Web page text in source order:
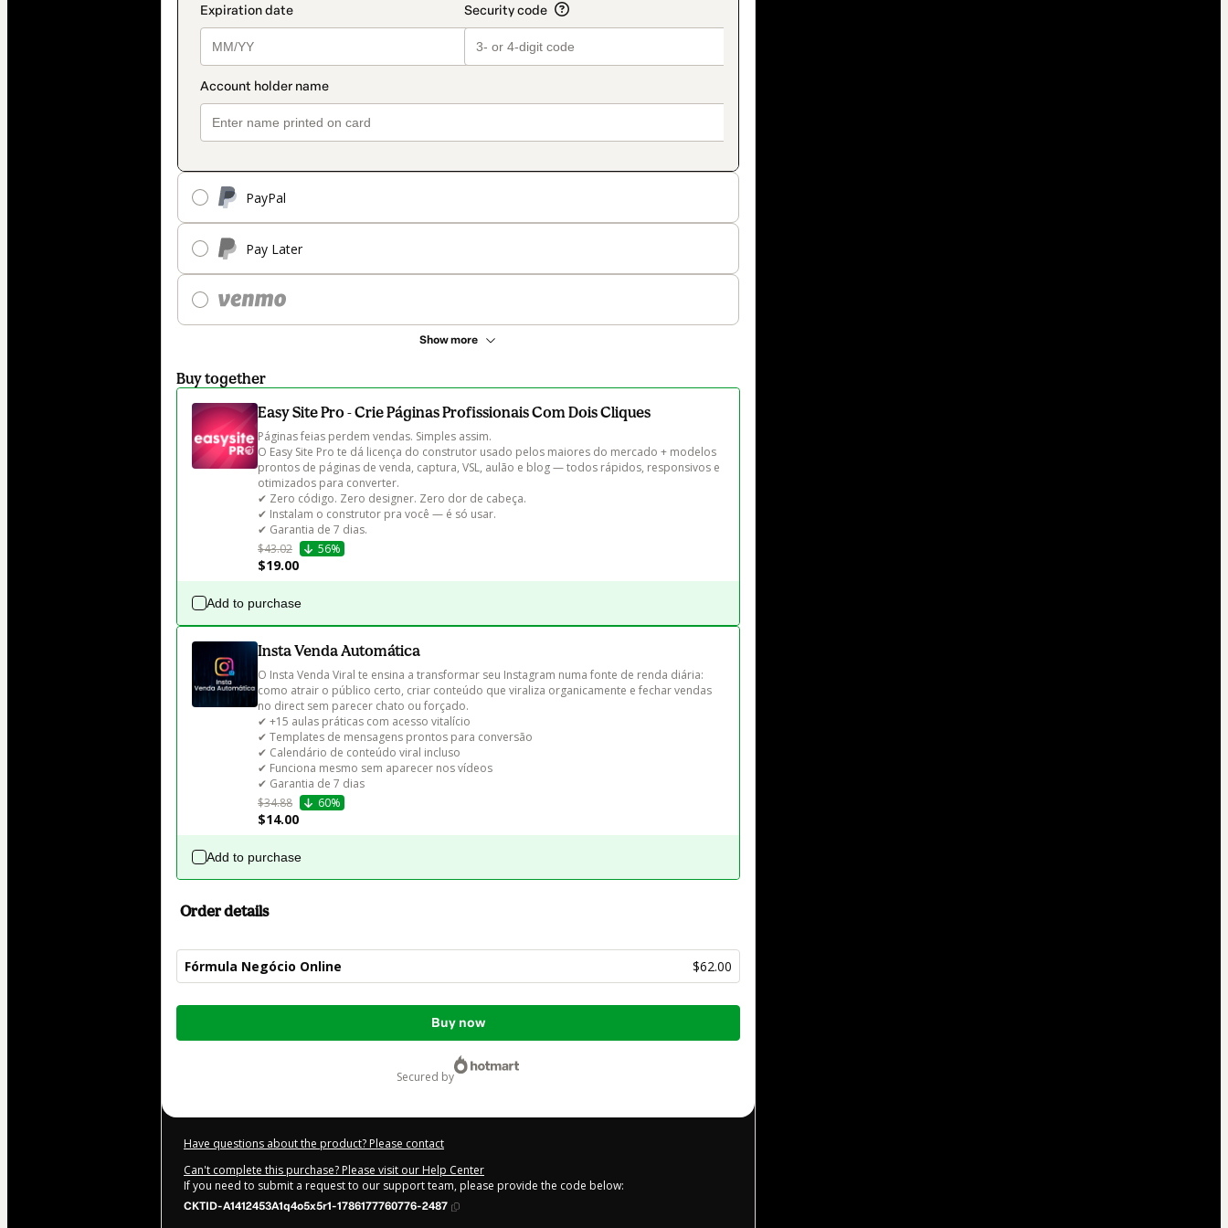
PayPal
Pay Later
Show more
Buy together
Easy Site Pro - Crie Páginas Profissionais Com Dois Cliques
Páginas feias perdem vendas. Simples assim.
O Easy Site Pro te dá licença do construtor usado pelos maiores do mercado + modelos
prontos de páginas de venda, captura, VSL, aulão e blog — todos rápidos, responsivos e
otimizados para converter.
✔ Zero código. Zero designer. Zero dor de cabeça.
✔ Instalam o construtor pra você — é só usar.
✔ Garantia de 7 dias.
$43.02
56%
$19.00
Add to purchase
Insta Venda Automática
O Insta Venda Viral te ensina a transformar seu Instagram numa fonte de renda diária:
como atrair o público certo, criar conteúdo que viraliza organicamente e fechar vendas
no direct sem parecer chato ou forçado.
✔ +15 aulas práticas com acesso vitalício
✔ Templates de mensagens prontos para conversão
✔ Calendário de conteúdo viral incluso
✔ Funciona mesmo sem aparecer nos vídeos
✔ Garantia de 7 dias
$34.88
60%
$14.00
Add to purchase
Order details
Fórmula Negócio Online $62.00
Total
Buy now
secured by
Have questions about the product? Please contact
Can't complete this purchase? Please visit our Help Center
If you need to submit a request to our support team, please provide the code below:
CKTID-A1412453A1q4o5x5r1-1786177760776-2487